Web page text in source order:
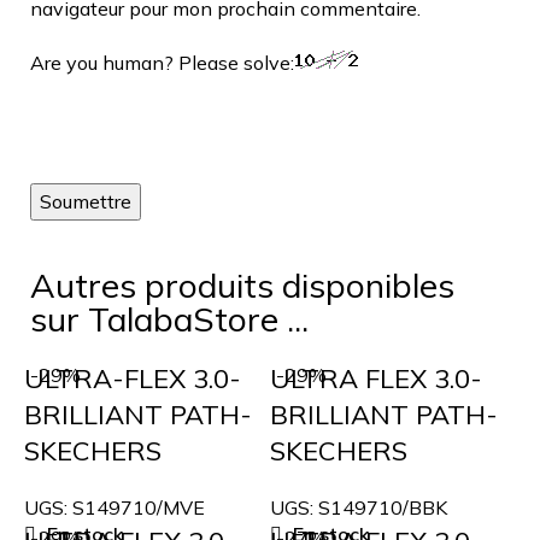
navigateur pour mon prochain commentaire.
Are you human? Please solve:
Autres produits disponibles
sur TalabaStore ...
-29%
ULTRA-FLEX 3.0-
BRILLIANT PATH-
SKECHERS
UGS: S149710/MVE
En stock
-29%
ULTRA FLEX 3.0-
BRILLIANT PATH-
SKECHERS
UGS: S149710/BBK
En stock